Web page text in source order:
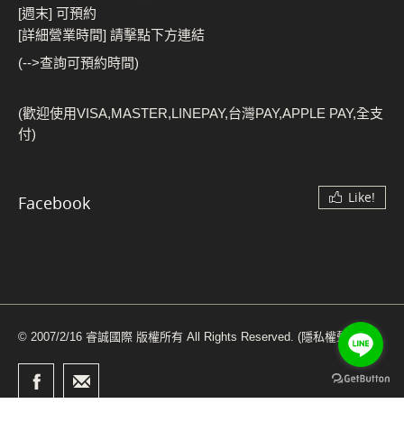
[週末] 可預約
[詳細營業時間] 請擊點下方連結
(-->查詢可預約時間)
(歡迎使用VISA,MASTER,LINEPAY,台灣PAY,APPLE PAY,全支
付)
Facebook Like!
© 2007/2/16 睿誠國際 版權所有 All Rights Reserved. (隱私權聲明)